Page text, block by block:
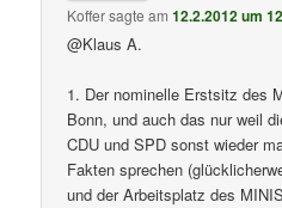
Koffersagte am12.2.2012 um
@Klaus A.
1. Der nominelle Erstsitz des
Bonn, und auch das nur weil
CDU und SPD sonst wieder
Fakten sprechen
und der Arbeitsplatz des